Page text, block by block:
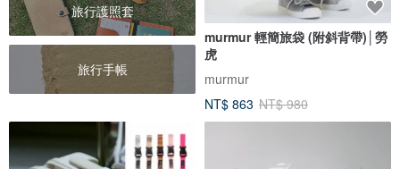
旅行護照套
旅行手帳
murmur 輕簡旅袋 (附斜背帶)│勞
虎
murmur
NT$ 863 NT$ 980